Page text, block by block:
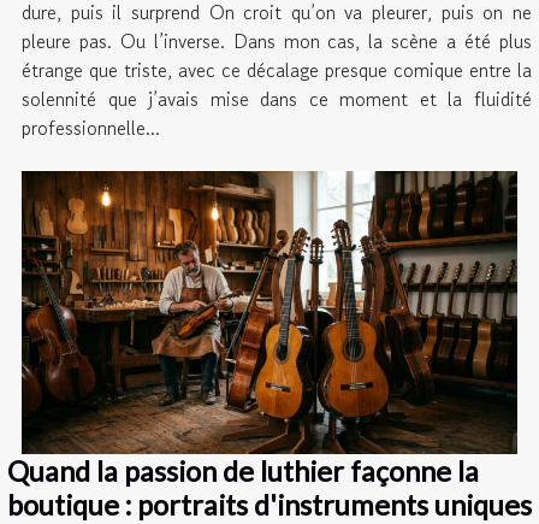
dure, puis il surprend On croit qu’on va pleurer, puis on ne
pleure pas. Ou l’inverse. Dans mon cas, la scène a été plus
étrange que triste, avec ce décalage presque comique entre la
solennité que j’avais mise dans ce moment et la fluidité
professionnelle...
Quand la passion de luthier façonne la
boutique : portraits d'instruments uniques